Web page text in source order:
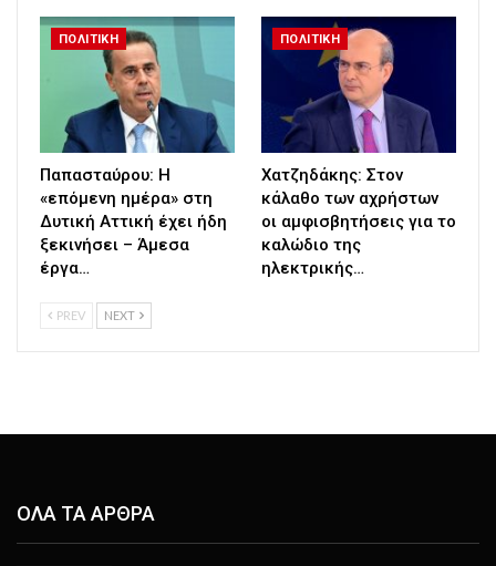
ΠΟΛΙΤΙΚΗ
Παπασταύρου: Η
«επόμενη ημέρα» στη
Δυτική Αττική έχει ήδη
ξεκινήσει – Άμεσα
έργα…
ΠΟΛΙΤΙΚΗ
Χατζηδάκης: Στον
κάλαθο των αχρήστων
οι αμφισβητήσεις για το
καλώδιο της
ηλεκτρικής…
PREV NEXT
ΟΛΑ ΤΑ ΑΡΘΡΑ